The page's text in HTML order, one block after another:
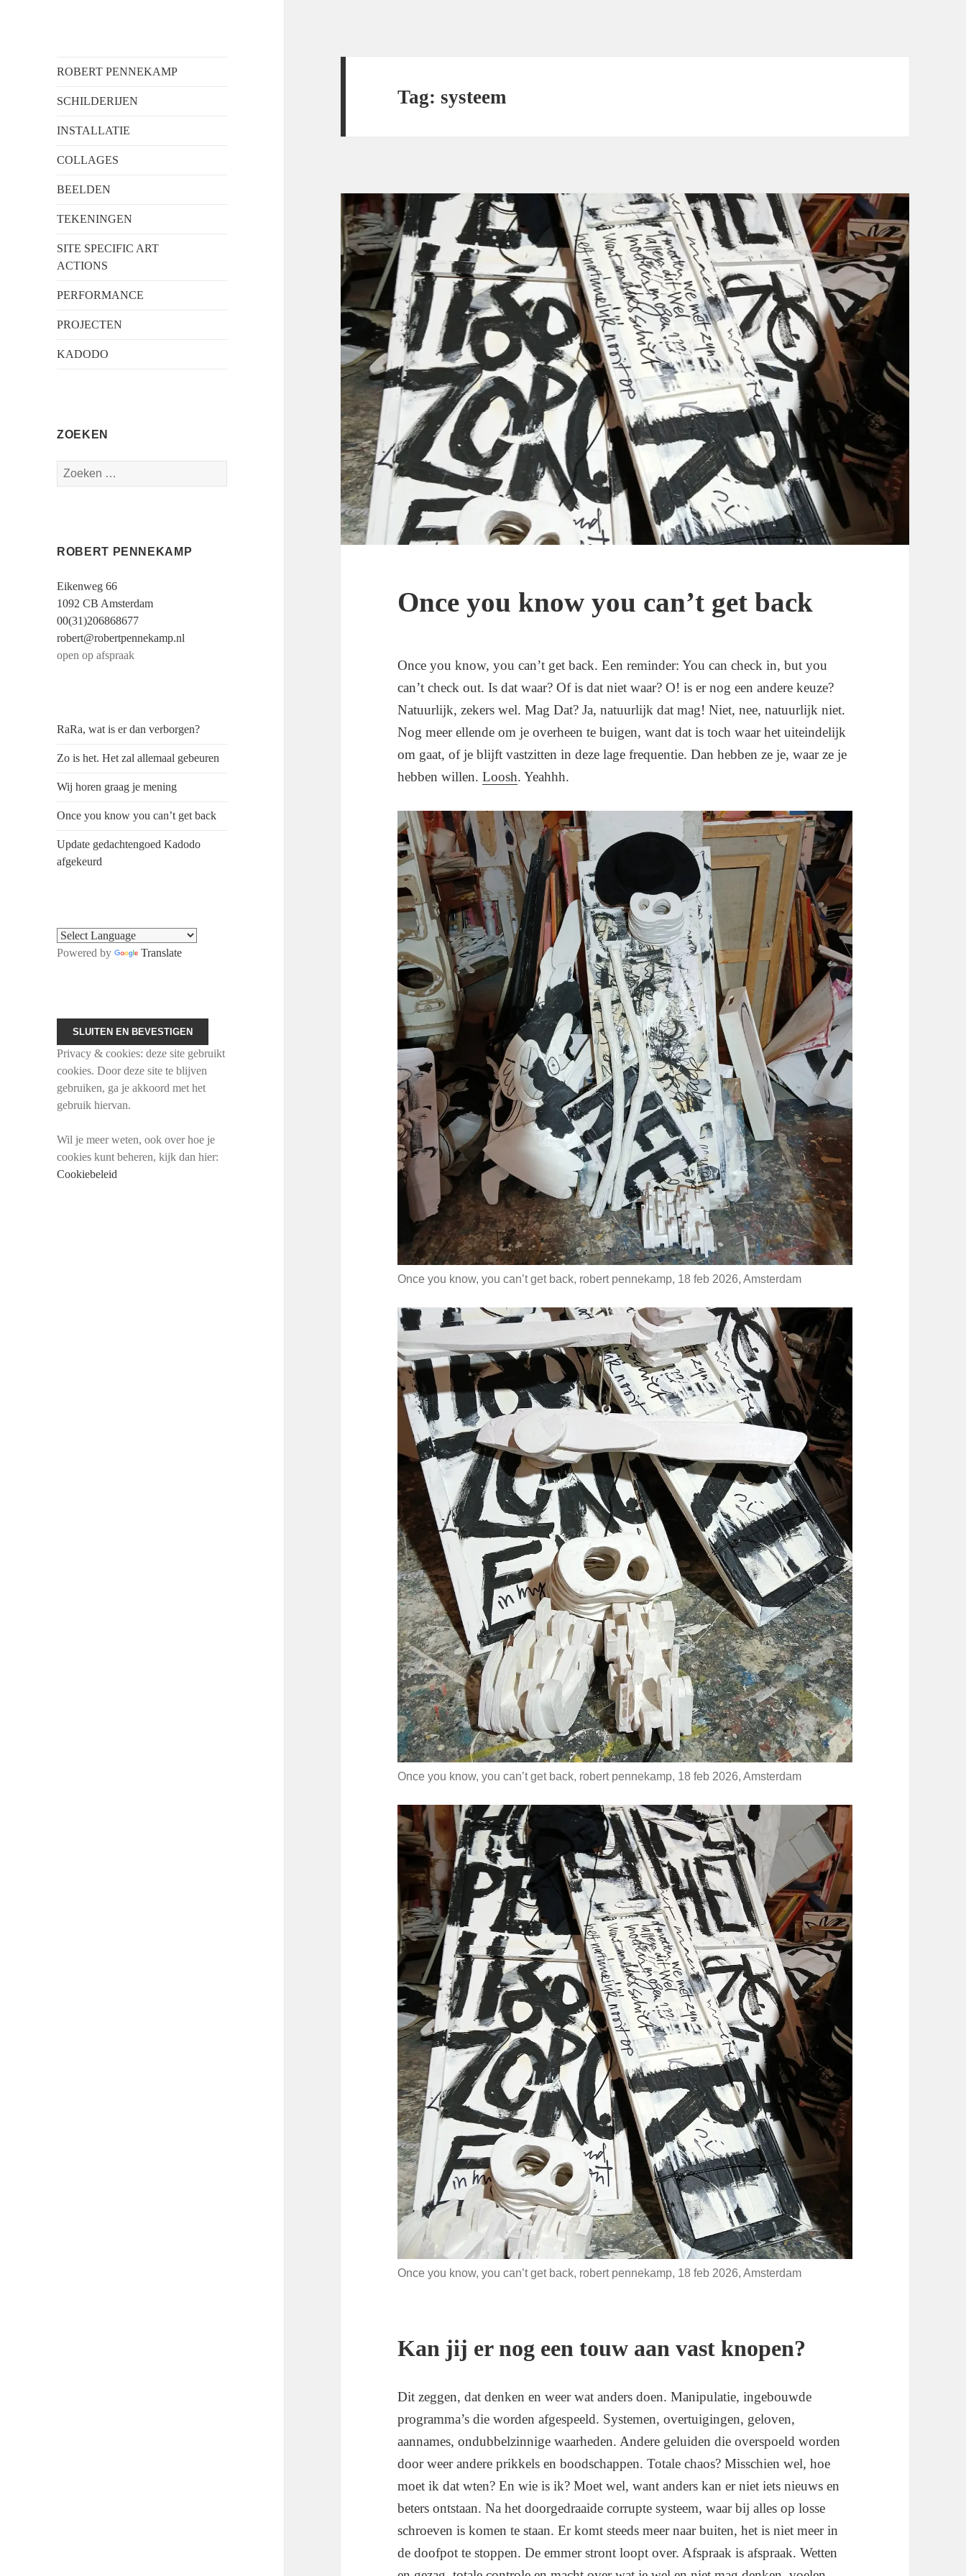
Robert
Pennekamp
ROBERT PENNEKAMP
SCHILDERIJEN
INSTALLATIE
COLLAGES
BEELDEN
TEKENINGEN
SITE SPECIFIC ART
ACTIONS
PERFORMANCE
PROJECTEN
KADODO
ZOEKEN
Zoeken
naar:
ROBERT PENNEKAMP
Eikenweg 66
1092 CB Amsterdam
00(31)206868677
robert@robertpennekamp.nl
open op afspraak
RaRa, wat is er dan verborgen?
Zo is het. Het zal allemaal gebeuren
Wij horen graag je mening
Once you know you can’t get back
Update gedachtengoed Kadodo
afgekeurd
Powered by Translate
Privacy & cookies: deze site gebruikt
cookies. Door deze site te blijven
gebruiken, ga je akkoord met het
gebruik hiervan.
Wil je meer weten, ook over hoe je
cookies kunt beheren, kijk dan hier:
Cookiebeleid
Tag:systeem
Once you know you can’t get back
Once you know, you can’t get back. Een reminder: You can check in, but you
can’t check out. Is dat waar? Of is dat niet waar? O! is er nog een andere keuze?
Natuurlijk, zekers wel. Mag Dat? Ja, natuurlijk dat mag! Niet, nee, natuurlijk niet.
Nog meer ellende om je overheen te buigen, want dat is toch waar het uiteindelijk
om gaat, of je blijft vastzitten in deze lage frequentie. Dan hebben ze je, waar ze je
hebben willen.Loosh. Yeahhh.
Once you know, you can’t get back, robert pennekamp, 18 feb 2026, Amsterdam
Once you know, you can’t get back, robert pennekamp, 18 feb 2026, Amsterdam
Once you know, you can’t get back, robert pennekamp, 18 feb 2026, Amsterdam
Kan jij er nog een touw aan vast knopen?
Dit zeggen, dat denken en weer wat anders doen. Manipulatie, ingebouwde
programma’s die worden afgespeeld. Systemen, overtuigingen, geloven,
aannames, ondubbelzinnige waarheden. Andere geluiden die overspoeld worden
door weer andere prikkels en boodschappen. Totale chaos? Misschien wel, hoe
moet ik dat wten? En wie is ik? Moet wel, want anders kan er niet iets nieuws en
beters ontstaan. Na het doorgedraaide corrupte systeem, waar bij alles op losse
schroeven is komen te staan. Er komt steeds meer naar buiten, het is niet meer in
de doofpot te stoppen. De emmer stront loopt over. Afspraak is afspraak. Wetten